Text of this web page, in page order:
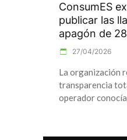
ConsumES
publicar las
apagón de
27/04/2026
La organización
transparencia
operador conocía